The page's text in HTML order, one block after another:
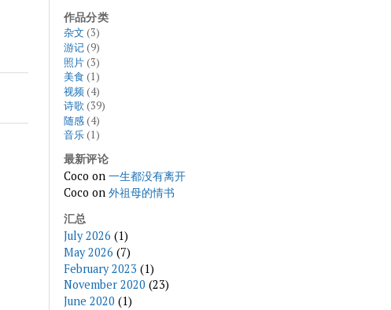
作品分类
杂文 (3)
游记(9)
照片(3)
美食 (1)
视频(4)
诗歌 (39)
随感(4)
音乐(1)
最新评论
Coco on 一生都没有离开
Coco on 外祖母的情书
汇总
July 2026 (1)
May 2026 (7)
February 2023 (1)
November 2020 (23)
June 2020 (1)